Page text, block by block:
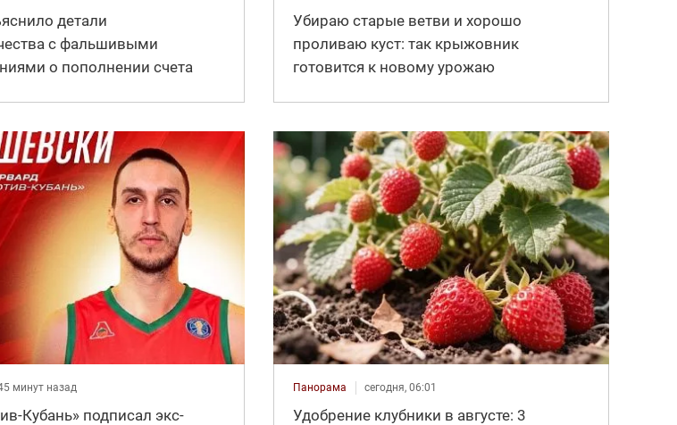
детали
с фальшивыми
о пополнении счета
Убираю старые ветви и хорошо
проливаю куст: так крыжовник
готовится к новому урожаю
минут назад
Кубань» подписал экс-
Панорама сегодня, 06:01
Удобрение клубники в августе: 3